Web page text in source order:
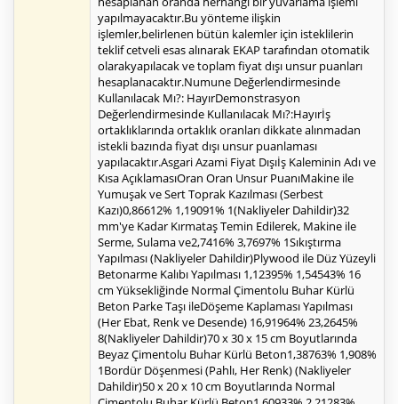
yapılmayacaktır.Bu yönteme ilişkin
işlemler,belirlenen bütün kalemler için isteklilerin
teklif cetveli esas alınarak EKAP tarafından otomatik
olarakyapılacak ve toplam fiyat dışı unsur puanları
hesaplanacaktır.Numune Değerlendirmesinde
Kullanılacak Mı?: HayırDemonstrasyon
Değerlendirmesinde Kullanılacak Mı?:Hayırİş
ortaklıklarında ortaklık oranları dikkate alınmadan
istekli bazında fiyat dışı unsur puanlaması
yapılacaktır.Asgari Azami Fiyat Dışıİş Kaleminin Adı ve
Kısa AçıklamasıOran Oran Unsur PuanıMakine ile
Yumuşak ve Sert Toprak Kazılması (Serbest
Kazı)0,86612% 1,19091% 1(Nakliyeler Dahildir)32
mm'ye Kadar Kırmataş Temin Edilerek, Makine ile
Serme, Sulama ve2,7416% 3,7697% 1Sıkıştırma
Yapılması (Nakliyeler Dahildir)Plywood ile Düz Yüzeyli
Betonarme Kalıbı Yapılması 1,12395% 1,54543% 16
cm Yüksekliğinde Normal Çimentolu Buhar Kürlü
Beton Parke Taşı ileDöşeme Kaplaması Yapılması
(Her Ebat, Renk ve Desende) 16,91964% 23,2645%
8(Nakliyeler Dahildir)70 x 30 x 15 cm Boyutlarında
Beyaz Çimentolu Buhar Kürlü Beton1,38763% 1,908%
1Bordür Döşenmesi (Pahlı, Her Renk) (Nakliyeler
Dahildir)50 x 20 x 10 cm Boyutlarında Normal